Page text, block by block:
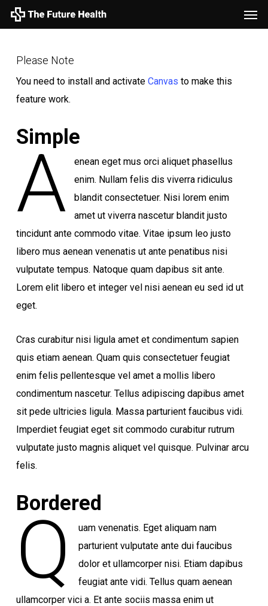
Skip
to
contentPlease Note
You need to install and activate Canvas to make this
feature work.
Simple
A
enean eget mus orci aliquet phasellus
enim. Nullam felis dis viverra ridiculus
blandit consectetuer. Nisi lorem enim
amet ut viverra nascetur blandit justo
tincidunt ante commodo vitae. Vitae ipsum leo justo
libero mus aenean venenatis ut ante penatibus nisi
vulputate tempus. Natoque quam dapibus sit ante.
Lorem elit libero et integer vel nisi aenean eu sed id ut
eget.
Cras curabitur nisi ligula amet et condimentum sapien
quis etiam aenean. Quam quis consectetuer feugiat
enim felis pellentesque vel amet a mollis libero
condimentum nascetur. Tellus adipiscing dapibus amet
sit pede ultricies ligula. Massa parturient faucibus vidi.
Imperdiet feugiat eget sit commodo curabitur rutrum
vulputate justo magnis aliquet vel quisque. Pulvinar arcu
felis.
Bordered
Q
uam venenatis. Eget aliquam nam
parturient vulputate ante dui faucibus
dolor et ullamcorper nisi. Etiam dapibus
feugiat ante vidi. Tellus quam aenean
ullamcorper vici a. Et ante sociis massa enim ut